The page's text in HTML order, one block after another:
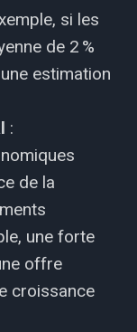
si les
de 2 %
estimation
:
de la
une forte
offre
croissance